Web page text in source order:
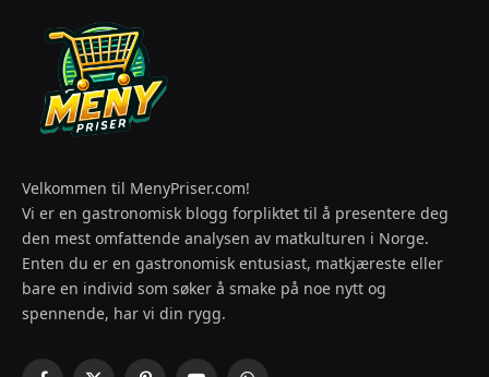
Velkommen til MenyPriser.com!
Vi er en gastronomisk blogg forpliktet til å presentere deg
den mest omfattende analysen av matkulturen i Norge.
Enten du er en gastronomisk entusiast, matkjæreste eller
bare en individ som søker å smake på noe nytt og
spennende, har vi din rygg.